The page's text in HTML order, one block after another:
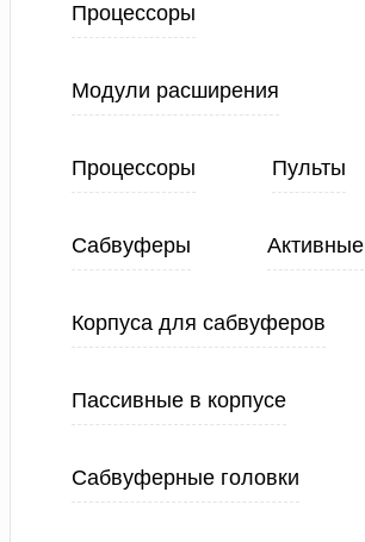
Процессоры
Модули расширения
Процессоры Пульты
Сабвуферы Активные
Корпуса для сабвуферов
Пассивные в корпусе
Сабвуферные головки